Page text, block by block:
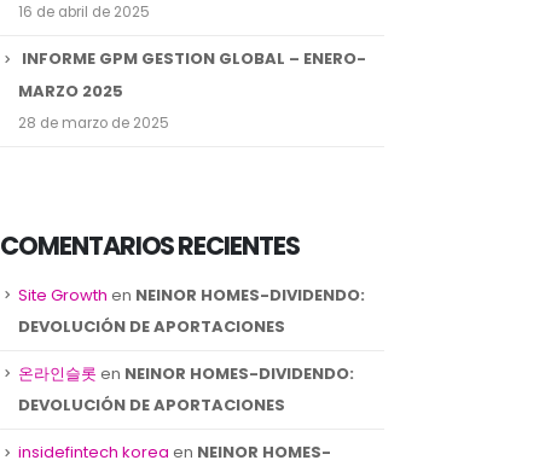
16 de abril de 2025
INFORME GPM GESTION GLOBAL – ENERO-
MARZO 2025
28 de marzo de 2025
COMENTARIOS RECIENTES
Site Growth en NEINOR HOMES-DIVIDENDO:
DEVOLUCIÓN DE APORTACIONES
온라인슬롯 en NEINOR HOMES-DIVIDENDO:
DEVOLUCIÓN DE APORTACIONES
insidefintech korea en NEINOR HOMES-